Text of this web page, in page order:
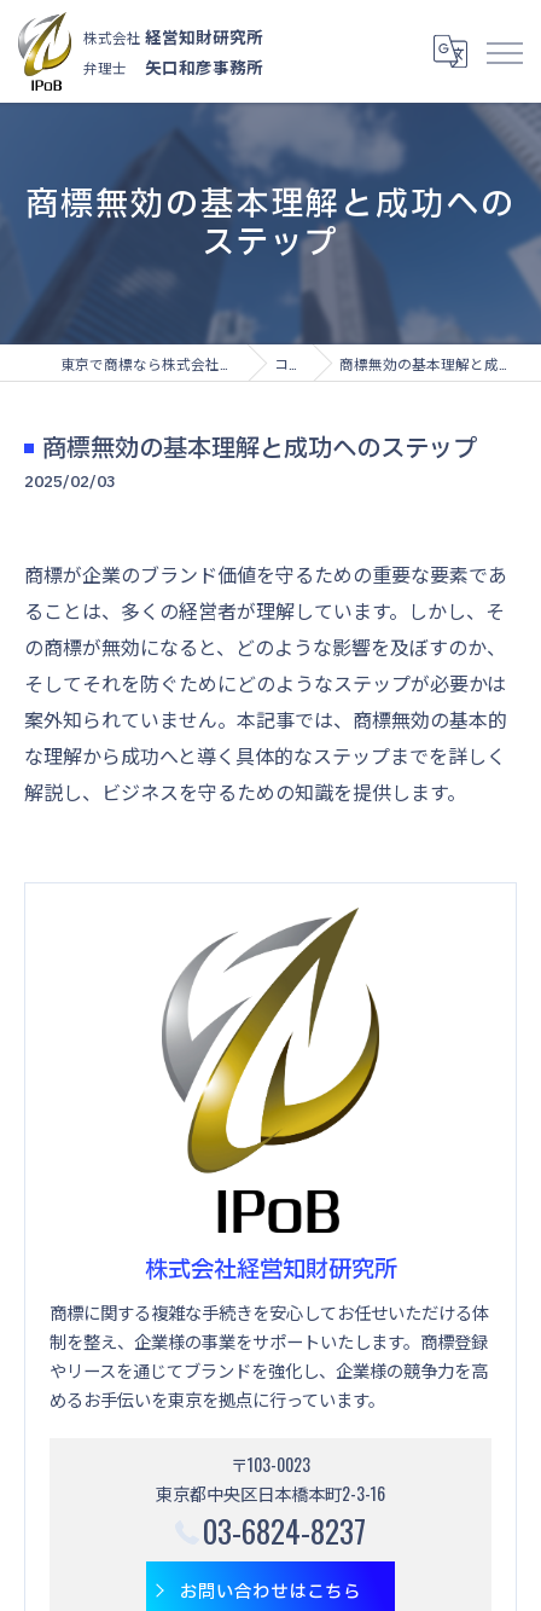
株式会社 経営知財研究所
弁理士 矢口和彦事務所
商標無効の基本理解と成功への
ステップ
コラム 商標無効の基本理解と成功へのステップ
商標無効の基本理解と成功へのステップ
2025/02/03
商標が企業のブランド価値を守るための重要な要素であ
ることは、多くの経営者が理解しています。しかし、そ
の商標が無効になると、どのような影響を及ぼすのか、
そしてそれを防ぐためにどのようなステップが必要かは
案外知られていません。本記事では、商標無効の基本的
な理解から成功へと導く具体的なステップまでを詳しく
解説し、ビジネスを守るための知識を提供します。
株式会社経営知財研究所
商標に関する複雑な手続きを安心してお任せいただける体
制を整え、企業様の事業をサポートいたします。商標登録
やリースを通じてブランドを強化し、企業様の競争力を高
めるお手伝いを東京を拠点に行っています。
〒103-0023
東京都中央区日本橋本町2-3-16
03-6824-8237
お問い合わせはこちら